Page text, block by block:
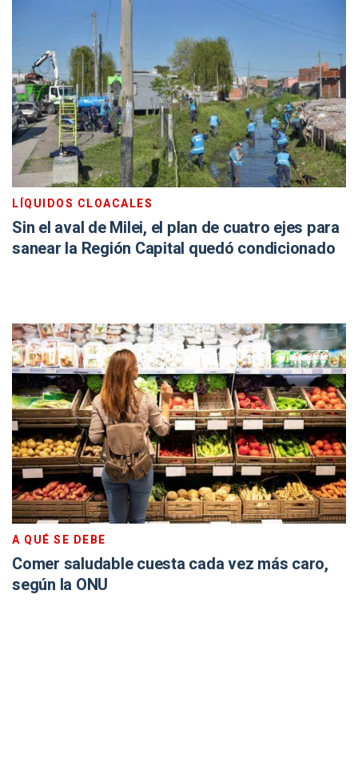
LÍQUIDOS CLOACALES
Sin el aval de Milei, el plan de cuatro ejes para
sanear la Región Capital quedó condicionado
A QUÉ SE DEBE
Comer saludable cuesta cada vez más caro,
según la ONU